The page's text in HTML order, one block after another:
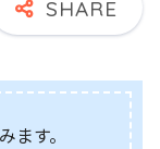
す。